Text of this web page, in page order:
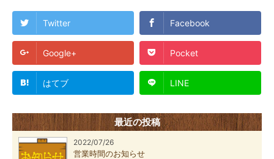
Twitter Facebook
Google+ Pocket
はてブ LINE
最近の投稿
2022/07/26
営業時間のお知らせ